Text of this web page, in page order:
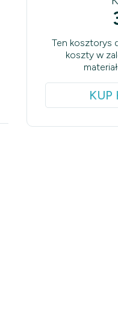
Ten kosztorys
koszty w
KUP